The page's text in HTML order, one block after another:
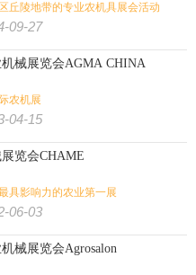
丘陵地带的专业农机具展会活动
09-27
械展览会AGMA CHINA
农机展
04-15
览会CHAME
具影响力的农业第一展
06-03
械展览会Agrosalon